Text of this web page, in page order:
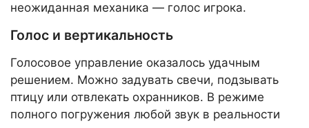
неожиданная механика — голос игрока.
Голос и вертикальность
Голосовое управление оказалось удачным
решением. Можно задувать свечи, подзывать
птицу или отвлекать охранников. В режиме
полного погружения любой звук в реальности